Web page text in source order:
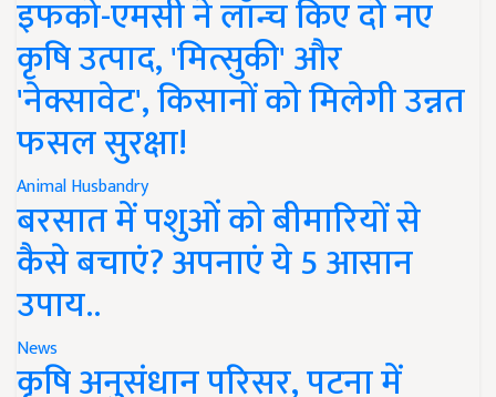
इफको-एमसी ने लॉन्च किए दो नए
कृषि उत्पाद, 'मित्सुकी' और
'नेक्सावेट', किसानों को मिलेगी उन्नत
फसल सुरक्षा!
Animal Husbandry
बरसात में पशुओं को बीमारियों से
कैसे बचाएं? अपनाएं ये 5 आसान
उपाय..
News
कृषि अनुसंधान परिसर, पटना में